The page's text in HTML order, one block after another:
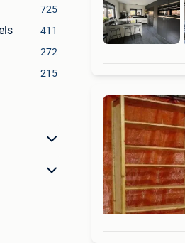
725
411
272
215